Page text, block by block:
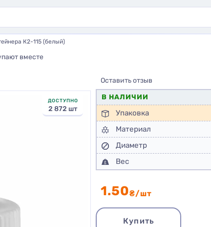
К2-115 (белый)
вместе
ДОСТУПНО
2 872 шт
1.50₴/шт
Купить
Оставить отзыв
В НАЛИЧИИ
Упаковка
Материал
Диаметр
Вес